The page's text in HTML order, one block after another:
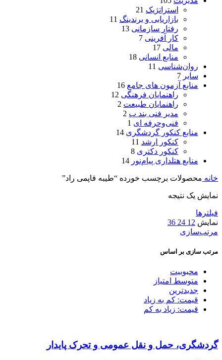
استراتژیک 21
بازاریابی و برندینگ 11
رفتار سازمانی 13
کار آفرینی 7
مالی 17
منابع انسانی 18
روان‌شناسی 11
سایر 7
منابع آزمون های جامع 16
راهنمایان فرهنگی 12
راهنمایان طبیعت 2
مدیر فنی بند ب 2
فنی‌وحرفه‌ ای 1
منابع کنکور گردشگری 14
کنکور ارشد 11
کنکور دکتری 8
منابع هتلداری پیام‌نور 14
خانه محصولات برچسب خورده “طیبه قاپمی راد”
نمایش یک نتیجه
فیلترها
نمایش 12
24
36
مرتب‌سازی
مرتب سازی بر اساس
محبوبیت
متوسط امتیاز
جدیدترین
قیمت: کم به زیاد
قیمت: زیاد به کم
گردشگری، حمل و نقل عمومی و تحرک پایدار